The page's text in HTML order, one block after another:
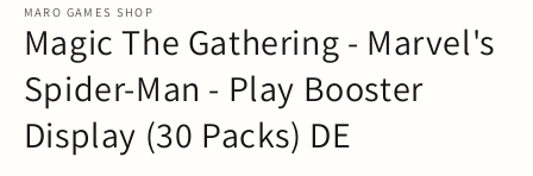
in
Modal
öffnen
MARO GAMES SHOP
Magic The Gathering - Marvel's
Spider-Man - Play Booster
Display (30 Packs) DE